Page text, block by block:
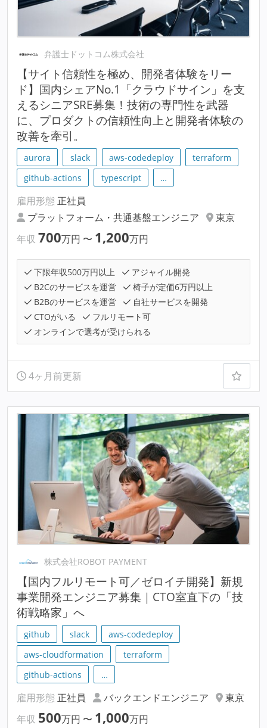
弁護士ドットコム株式会社
【サイト信頼性を極め、開発者体験をリー
ド】国内シェアNo.1「クラウドサイン」を支
えるシニアSRE募集！技術の専門性を武器
に、プロダクトの信頼性向上と開発者体験の
改善を牽引。
aurora slack aws-codedeploy
terraform
github-actions
typescript …
雇用形態 正社員
プラットフォーム・共通基盤エンジニア
東京
年収 700万円 〜 1,200万円
下限年収500万円以上
アジャイル開発
B2Cのサービスを運営
椅子が定価6万円以上
B2Bのサービスを運営
自社サービスを開発
CTOがいる
フルリモート可
オンラインで選考が受けられる
4ヶ月前更新
株式会社ROBOT PAYMENT
【国内フルリモート可／ゼロイチ開発】新規
事業開発エンジニア募集｜CTO室直下の「技
術戦略家」へ
github slack
aws-codedeploy
aws-cloudformation
terraform
github-actions
…
雇用形態 正社員 バックエンドエンジニア
東京
年収 500万円 〜 1,000万円